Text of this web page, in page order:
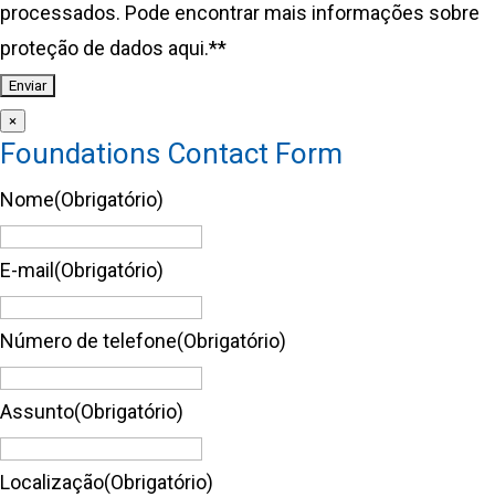
processados. Pode encontrar mais informações sobre
proteção de dados aqui.**
×
Foundations Contact Form
Nome(Obrigatório)
E-mail (Obrigatório)
Número de telefone(Obrigatório)
Assunto(Obrigatório)
Localização(Obrigatório)